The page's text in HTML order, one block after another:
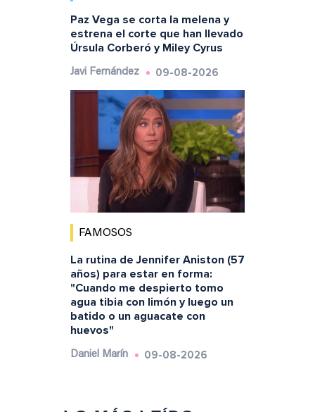
Paz Vega se corta la melena y
estrena el corte que han llevado
Úrsula Corberó y Miley Cyrus
Javi Fernández 09-08-2026
FAMOSOS
La rutina de Jennifer Aniston (57
años) para estar en forma:
"Cuando me despierto tomo
agua tibia con limón y luego un
batido o un aguacate con
huevos"
Daniel Marín 09-08-2026